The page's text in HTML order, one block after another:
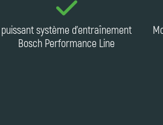
puissant système d'entraînement
Bosch Performance Line